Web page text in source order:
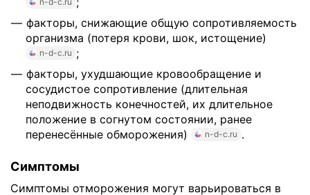
факторы, снижающие общую сопротивляемость
организма (потеря крови, шок, истощение)
n-d-c.ru ;
факторы, ухудшающие кровообращение и
сосудистое сопротивление (длительная
неподвижность конечностей, их длительное
положение в согнутом состоянии, ранее
перенесённые обморожения)
n-d-c.ru .
Симптомы
Симптомы отморожения могут варьироваться в